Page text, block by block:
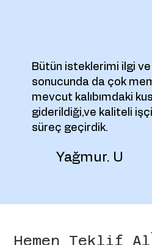
Bütün isteklerimi ilgi
sonucunda da çok
mevcut kalıbımdaki
giderildiği,ve kaliteli
süreç geçirdik.
Yağmur. U
Hemen Teklif Al